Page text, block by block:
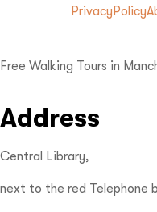
Privacy Policy
Free Walking Tours in
Address
Central Library,
next to the red Telephone